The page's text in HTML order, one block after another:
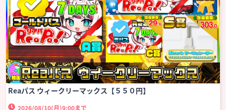
Reaパス ウィークリーマックス【５５０円】
2026/08/10(月)9:00まで